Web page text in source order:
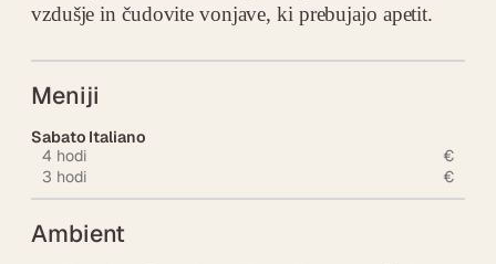
vzdušje in čudovite vonjave, ki prebujajo apetit.
Meniji
Sabato Italiano
4 hodi
3 hodi
€
€
Ambient